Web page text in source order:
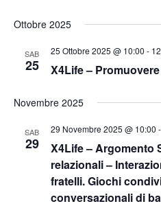
Ottobre 2025
SAB
25
25 Ottobre 2025 @ 10:00 -
X4Life –
Novembre 2025
SAB
29
29 Novembre 2025 @ 10:00 -
X4Life – Argomento
relazionali –
fratelli. Giochi
conversazionali di